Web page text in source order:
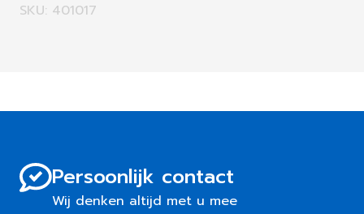
SKU: 401017
Persoonlijk contact
Wij denken altijd met u mee